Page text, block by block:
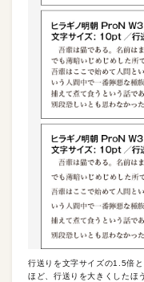
行送りを文字サイズの1.5倍
ほど、行送りを大きくしたほ